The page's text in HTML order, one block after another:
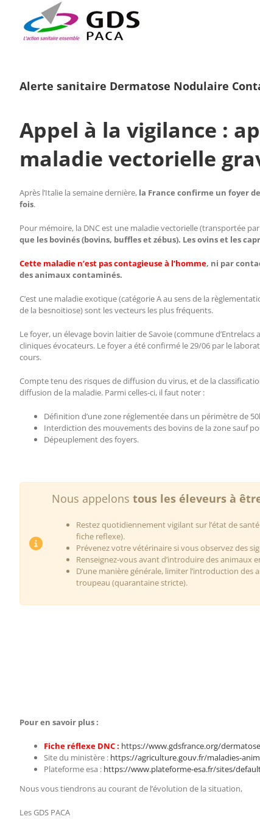
contenu
Alerte sanitaire Dermatose Nodulaire
Appel à la vigilance :
maladie vectorielle
Après l’Italie la semaine dernière, la France confirme un foyer
fois.
Pour mémoire, la DNC est une maladie vectorielle (transportée
que les bovinés (bovins, buffles et zébus). Les ovins et les
Cette maladie n’est pas contagieuse à l’homme, ni par
des animaux contaminés.
C’est une maladie exotique (catégorie A au sens de la
de la besnoitiose) sont les vecteurs les plus fréquents.
Le foyer, un élevage bovin laitier de Savoie (commune
cliniques évocateurs. Le foyer a été confirmé le 29/06 par le
cours.
Compte tenu des risques de diffusion du virus, et de la
diffusion de la maladie. Parmi celles-ci, il faut noter :
Définition d’une zone réglementée dans un périmètre de
Interdiction des mouvements des bovins de la zone sauf
Dépeuplement des foyers.
Nous appelons tous les éleveurs à
Restez quotidiennement vigilant sur l’état de
fiche reflexe).
Prévenez votre vétérinaire si vous observez des
Renseignez-vous avant d’introduire des animaux
D’une manière générale, limiter l’introduction
troupeau (quarantaine stricte).
Pour en savoir plus :
Fiche réflexe DNC : https://www.gdsfrance.org/
Site du ministère : https://agriculture.gouv.fr/maladies-
Plateforme esa : https://www.plateforme-esa.fr/sites/
Nous vous tiendrons au courant de l’évolution de la situation,
Les GDS PACA